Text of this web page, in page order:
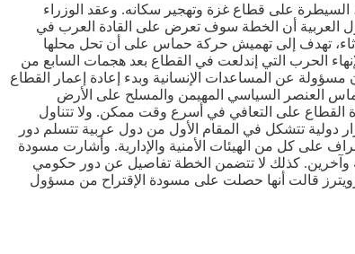
السيطرة على قطاع غزة وتهجير سكانه. وعقد الوزراء
العربية أن الخطة سوف تعرض على القادة العرب في
تهدف إلى تهميش حركة حماس على أن تحل محلها
الحرب التي إندلعت في القطاع بعد هجمات السابع من
عن المساعدات الإنسانية وبدء إعادة إعمار القطاع
العنصر السياسي المهيمن والمسلح على الأرض
على التعافي في أسرع وقت ممكن. ولا تتناول
دولية تتشكل في المقام الأول من دول عربية تتسلم دور
على كل من الهيئات الأمنية والإدارية. وأشارت مسودة
فيه وآخرين. كذلك لا تتضمن الخطة تفاصيل عن دور حكومي
غزة التي تقدرها الأمم المتحدة بأكثر من 53 مليار دولار. جدير بالذكر أن رويترز قالت أنها حصلت على مسودة الإقتراح من مسؤول